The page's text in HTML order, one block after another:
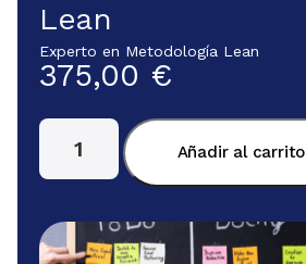
Lean
Experto en Metodología Lean
375,00 €
Añadir al carrito